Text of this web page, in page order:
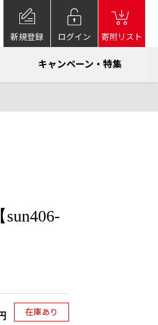
新規登録 ログイン 寄附リスト
キャンペーン・特集
在庫あり